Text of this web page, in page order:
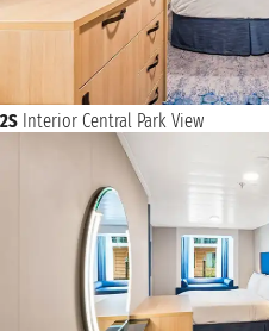
2S Interior Central Park View